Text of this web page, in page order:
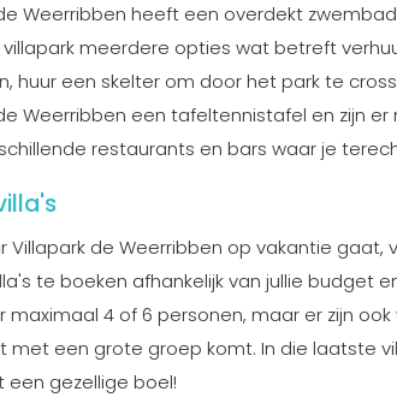
Weerribben heeft een overdekt
meerdere opties wat betreft
huur een skelter om door het park te
Weerribben een tafeltennistafel en zijn
restaurants en bars waar je
Villapark de Weerribben op vakantie gaat,
te boeken afhankelijk van jullie budget
maximaal 4 of 6 personen, maar er zijn
met een grote groep komt. In die laatste
een gezellige boel!